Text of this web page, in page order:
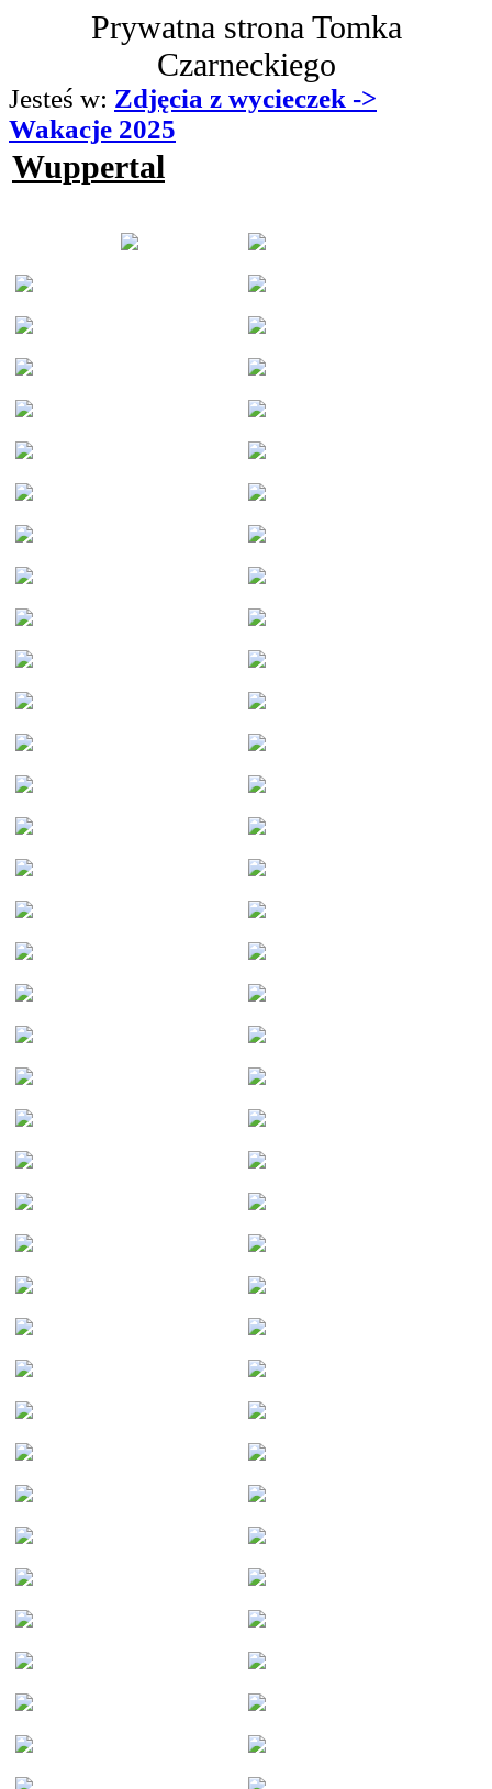
Prywatna strona Tomka
Czarneckiego
Jesteś w: Zdjęcia z wycieczek ->
Wakacje 2025
Wuppertal